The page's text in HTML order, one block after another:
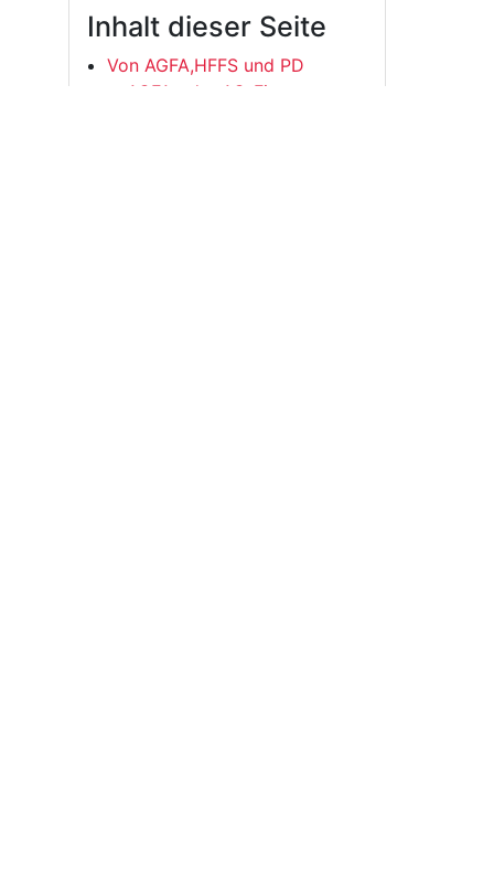
Inhalt dieser Seite
Von AGFA,HFFS und PD
AGFA oder AG-Finanzantrag